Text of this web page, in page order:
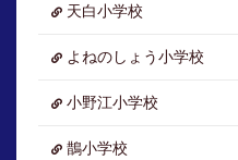
天白小学校
よねのしょう小学校
小野江小学校
鵲小学校